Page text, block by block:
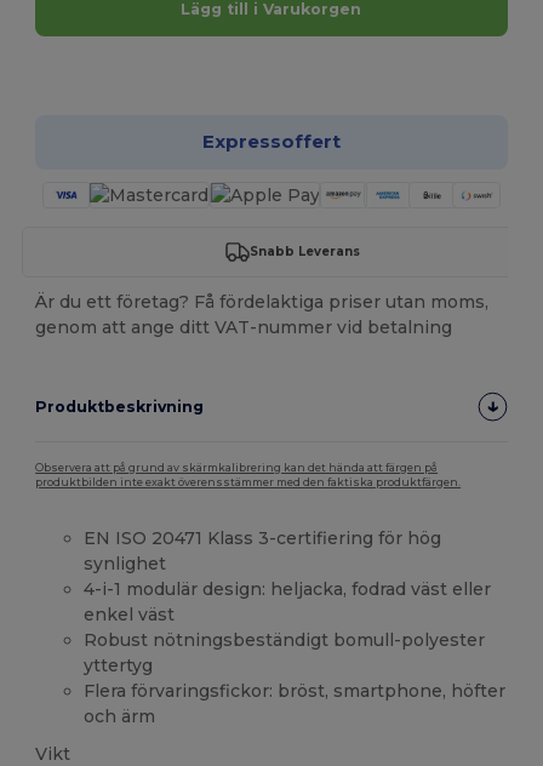
Lägg till i Varukorgen
Expressoffert
Snabb Leverans
Är du ett företag? Få fördelaktiga priser utan moms,
genom att ange ditt VAT-nummer vid betalning
Produktbeskrivning
Observera att på grund av skärmkalibrering kan det hända att färgen på
produktbilden inte exakt överensstämmer med den faktiska produktfärgen.
EN ISO 20471 Klass 3-certifiering för hög
synlighet
4-i-1 modulär design: heljacka, fodrad väst eller
enkel väst
Robust nötningsbeständigt bomull-polyester
yttertyg
Flera förvaringsfickor: bröst, smartphone, höfter
och ärm
Vikt